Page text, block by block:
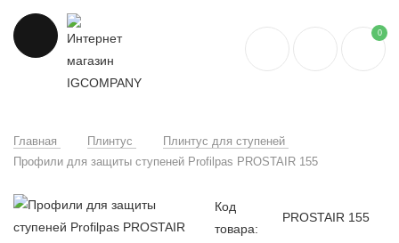
0
Главная Плинтус
Плинтус для ступеней
Профили для защиты ступеней Profilpas PROSTAIR 155
Код
товара:
PROSTAIR 155